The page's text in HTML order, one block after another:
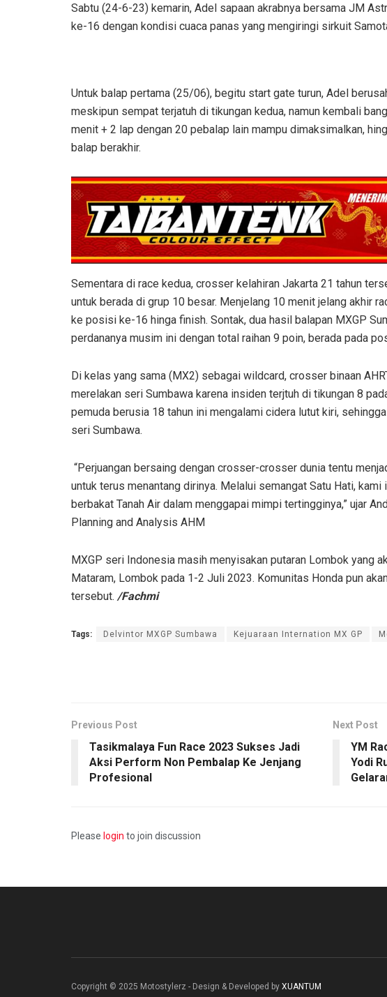
Sabtu (24-6-23) kemarin, Adel sapaan akrabnya bersama JM
ke-16 dengan kondisi cuaca panas yang mengiringi sirkuit
Untuk balap pertama (25/06), begitu start gate turun, Adel
meskipun sempat terjatuh di tikungan kedua, namun kembali
menit + 2 lap dengan 20 pebalap lain mampu dimaksimalkan,
balap berakhir.
Sementara di race kedua, crosser kelahiran Jakarta 21 tahun
untuk berada di grup 10 besar. Menjelang 10 menit jelang akhir
ke posisi ke-16 hinga finish. Sontak, dua hasil balapan MXGP
perdananya musim ini dengan total raihan 9 poin, berada pada
Di kelas yang sama (MX2) sebagai wildcard, crosser binaan
merelakan seri Sumbawa karena insiden terjtuh di tikungan 8
pemuda berusia 18 tahun ini mengalami cidera lutut kiri,
seri Sumbawa.
“Perjuangan bersaing dengan crosser-crosser dunia tentu
untuk terus menantang dirinya. Melalui semangat Satu Hati,
berbakat Tanah Air dalam menggapai mimpi tertingginya,” ujar
Planning and Analysis AHM
MXGP seri Indonesia masih menyisakan putaran Lombok yang
Mataram, Lombok pada 1-2 Juli 2023. Komunitas Honda pun
tersebut. /Fachmi
Tags: Delvintor MXGP Sumbawa Kejuaraan Internation MX GP
Previous Post
Tasikmalaya Fun Race 2023 Sukses Jadi
Aksi Perform Non Pembalap Ke Jenjang
Profesional
Next Post
YM
Yodi
Please login to join discussion
Copyright © 2025 Motostylerz - Design & Developed by XUANTUM